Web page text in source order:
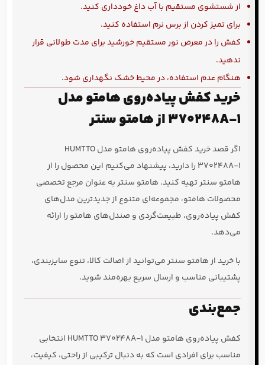
از شستشوی مستقیم با آب داغ خودداری کنید.
برای تمیز کردن از برس نرم استفاده کنید.
کفش را در معرض نور مستقیم خورشید برای مدت طولانی قرار
ندهید.
هنگام عدم استفاده، در محیط خشک نگهداری شود.
خرید کفش پیاده‌روی هامتو مدل
370248A-1 از هامتو سنتر
اگر قصد خرید کفش پیاده‌روی هامتو مدل HUMTTO
370248A-1 را دارید، پیشنهاد می‌کنیم این محصول را از
هامتو سنتر تهیه کنید. هامتو سنتر به عنوان مرجع تخصصی
محصولات هامتو، مجموعه‌ای متنوع از جدیدترین مدل‌های
کفش پیاده‌روی، طبیعت‌گردی و صندل‌های هامتو را ارائه
می‌دهد.
با خرید از هامتو سنتر می‌توانید از اصالت کالا، تنوع سایزبندی،
پشتیبانی مناسب و ارسال سریع بهره‌مند شوید.
جمع‌بندی
کفش پیاده‌روی هامتو مدل HUMTTO 370248A-1 انتخابی
مناسب برای افرادی است که به دنبال ترکیبی از راحتی، کیفیت،